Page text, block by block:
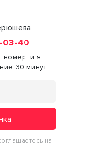
03-40
номер, и я
30 минут
на